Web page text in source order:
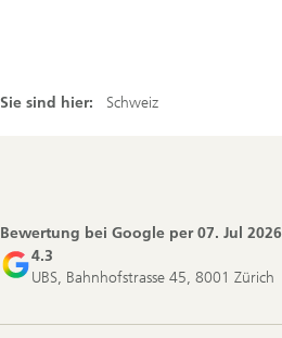
Sie sind hier: Schweiz
Bewertung bei Google per07. Jul 2026
4.3
UBS, Bahnhofstrasse 45, 8001 Zürich